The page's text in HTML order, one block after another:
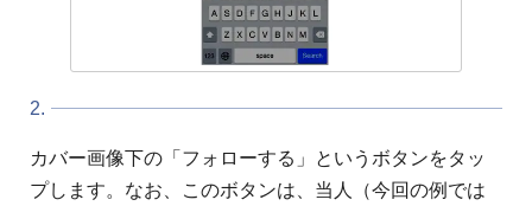
2.
カバー画像下の「フォローする」というボタンをタッ
プします。なお、このボタンは、当人（今回の例では